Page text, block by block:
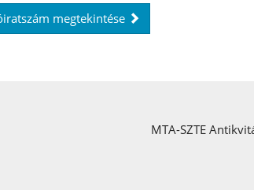
megtekintése
MTA-SZTE